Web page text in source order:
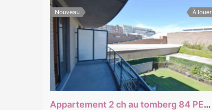
Nouveau À louer
Appartement 2 ch au tomberg 84 PEB B